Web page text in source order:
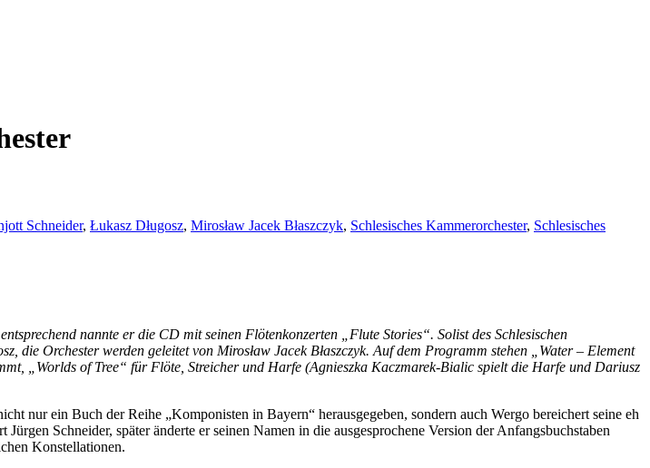
Schneider, Łukasz Długosz, Mirosław Jacek Błaszczyk, Schlesisches Kammerorchester, Schlesisches
nannte er die CD mit seinen Flötenkonzerten „Flute Stories“. Solist des Schlesischen
die Orchester werden geleitet von Mirosław Jacek Błaszczyk. Auf dem Programm stehen „Water – Element
„Worlds of Tree“ für Flöte, Streicher und Harfe (Agnieszka Kaczmarek-Bialic spielt die Harfe und Dariusz
nur ein Buch der Reihe „Komponisten in Bayern“ herausgegeben, sondern auch Wergo bereichert seine eh
Schneider, später änderte er seinen Namen in die ausgesprochene Version der Anfangsbuchstaben
Konstellationen.